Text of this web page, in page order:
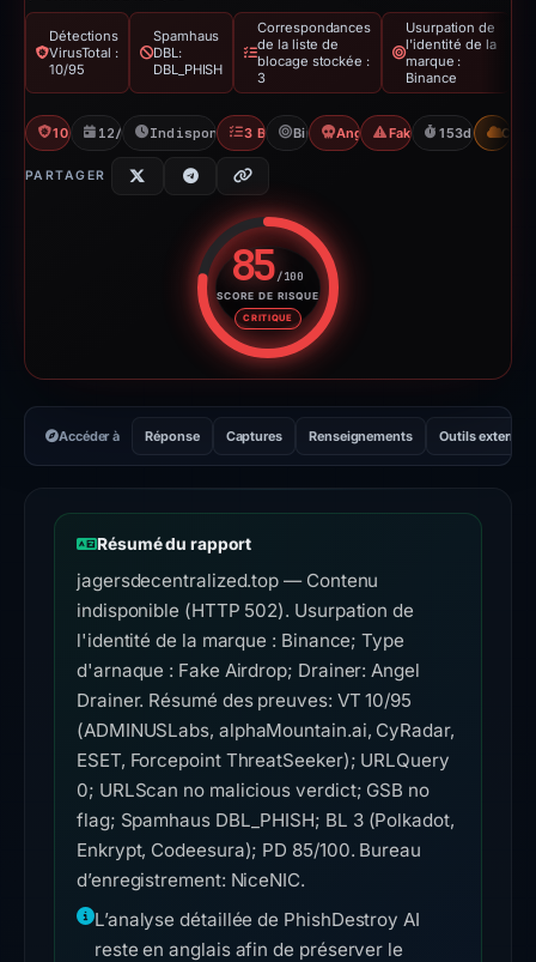
Détections
VirusTotal :
10/95
Spamhaus
DBL:
DBL_PHISH
Correspondances
de la liste de
blocage stockée :
3
Usurpation de
l'identité de la
marque :
Binance
10/95 VT12/12/2025Indisponible depuis 14/05/2026
3 BlocklistsBinanceAngel DrainerFake Airdrop
153d to CDN
PARTAGER
85/100
SCORE DE RISQUE
CRITIQUE
Score de risque : 85 sur
Accéder à Réponse Captures Renseignements Outils externes
Résumé du rapport
jagersdecentralized.top — Contenu
indisponible (HTTP 502). Usurpation de
l'identité de la marque : Binance; Type
d'arnaque : Fake Airdrop; Drainer: Angel
Drainer. Résumé des preuves: VT 10/95
(ADMINUSLabs, alphaMountain.ai, CyRadar,
ESET, Forcepoint ThreatSeeker); URLQuery
0; URLScan no malicious verdict; GSB no
flag; Spamhaus DBL_PHISH; BL 3 (Polkadot,
Enkrypt, Codeesura); PD 85/100. Bureau
d’enregistrement: NiceNIC.
L’analyse détaillée de PhishDestroy AI
reste en anglais afin de préserver le